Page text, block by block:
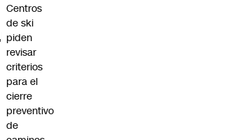
Centros
de ski
piden
revisar
criterios
para el
cierre
preventivo
de